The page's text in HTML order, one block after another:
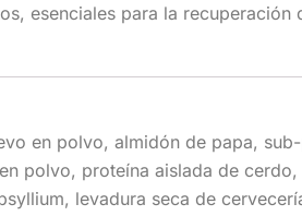
esenciales para la
en polvo, almidón de papa,
polvo, proteína aislada de
levadura seca de